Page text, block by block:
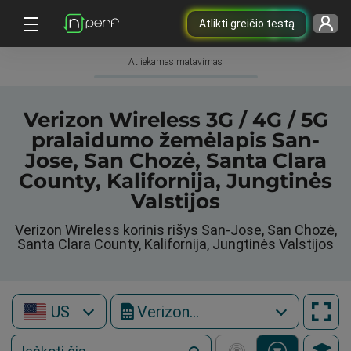
Atlikti greičio testą
Atliekamas matavimas
Verizon Wireless 3G / 4G / 5G
pralaidumo žemėlapis San-
Jose, San Chozė, Santa Clara
County, Kalifornija, Jungtinės
Valstijos
Verizon Wireless korinis rišys San-Jose, San Chozė,
Santa Clara County, Kalifornija, Jungtinės Valstijos
US Verizon Wireless